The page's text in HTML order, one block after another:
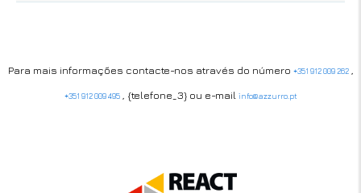
Para mais informações contacte-nos através do número +351 912 009 262,
+351 912 009 495, {telefone_3} ou e-mail info@azzurro.pt